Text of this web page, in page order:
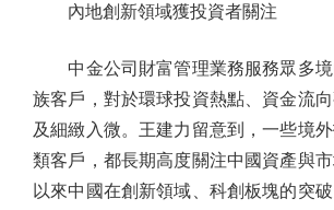
內地創新領域獲投資者關注
中金公司財富管理業務服務眾多境
族客戶，對於環球投資熱點、資金流
及細緻入微。王建力留意到，一些境
類客戶，都長期高度關注中國資產與
以來中國在創新領域、科創板塊的突